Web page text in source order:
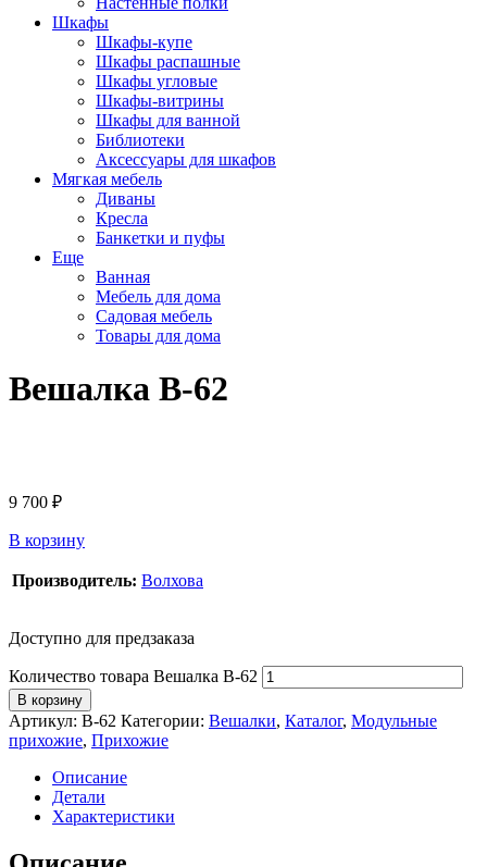
Шкафы
Шкафы-купе
Шкафы распашные
Шкафы угловые
Шкафы-витрины
Шкафы для ванной
Библиотеки
Аксессуары для шкафов
Мягкая мебель
Диваны
Кресла
Банкетки и пуфы
Еще
Ванная
Мебель для дома
Садовая мебель
Товары для дома
Вешалка В-62
9 700 ₽
В корзину
Производитель: Волхова
Доступно для предзаказа
Количество товара Вешалка В-62
В корзину
Артикул: В-62 Категории: Вешалки, Каталог, Модульные
прихожие, Прихожие
Описание
Детали
Характеристики